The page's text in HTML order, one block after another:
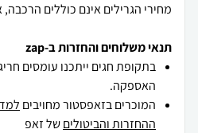
מחירי הגרילים אינם כוללים
תנאי משלוחים והחזרות ב-zap
בתקופת חגים ייתכנו עומסים
האספקה.
המוכרים בזאפסטור מחויבים
ההחזרות והביטוליםשל זאפ